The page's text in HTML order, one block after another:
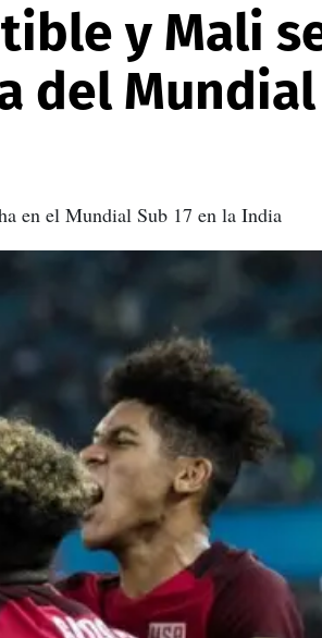
y Mali
del Mundial
en el Mundial Sub 17 en la India